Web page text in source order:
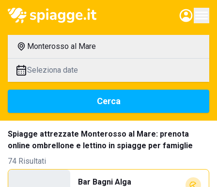
Monterosso al Mare
Seleziona date
Cerca
Spiagge attrezzate Monterosso al Mare: prenota
online ombrellone e lettino in spiagge per famiglie
74 Risultati
Bar Bagni Alga